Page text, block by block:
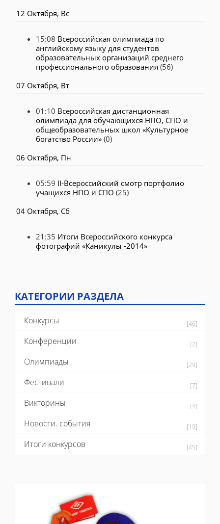
12 Октября, Вс
15:08 Всероссийская олимпиада по
английскому языку для студентов
образовательных организаций среднего
профессионального образования (56)
07 Октября, Вт
01:10 Всероссийская дистанционная
олимпиада для обучающихся НПО, СПО и
общеобразовательных школ «Культурное
богатство России» (0)
06 Октября, Пн
05:59 II-Всероссийский смотр портфолио
учащихся НПО и СПО (25)
04 Октября, Сб
21:35 Итоги Всероссийского конкурса
фотографий «Каникулы -2014»
КАТЕГОРИИ РАЗДЕЛА
Конкурсы [46]
Конференции [2]
Олимпиады [29]
Фестивали [7]
Викторины [4]
Новости. события [19]
Итоги конкурсов [45]